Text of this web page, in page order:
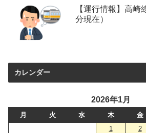
【運行情報】高
分現在）
カレンダー
2026年1月
月 火 水 木 金
1
2